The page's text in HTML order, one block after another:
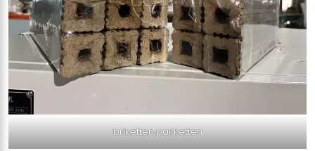
briketten pakketten